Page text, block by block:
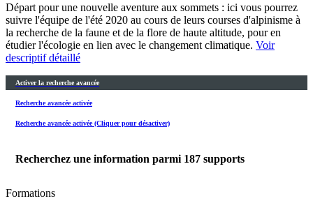
Départ pour une nouvelle aventure aux sommets : ici vous pourrez
suivre l'équipe de l'été 2020 au cours de leurs courses d'alpinisme à
la recherche de la faune et de la flore de haute altitude, pour en
étudier l'écologie en lien avec le changement climatique. Voir
descriptif détaillé
Activer la recherche avancée
Recherche avancée activée
Recherche avancée activée (Cliquer pour désactiver)
Recherchez une information parmi 187 supports
Formations